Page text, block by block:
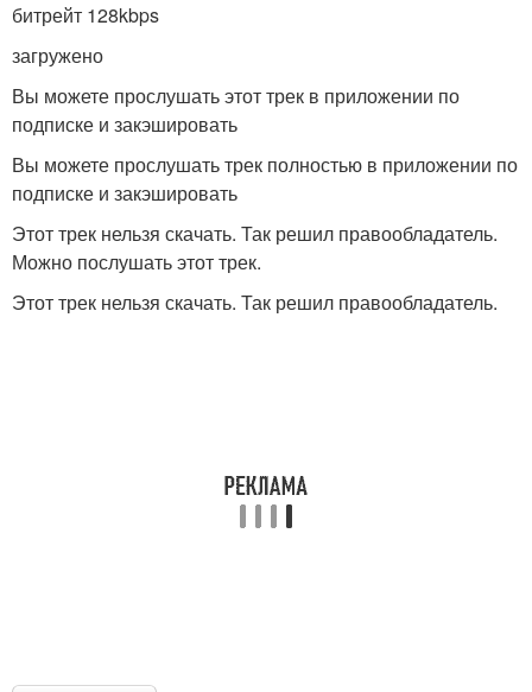
битрейт 128kbps
загружено
Вы можете прослушать этот трек в приложении по
подписке и закэшировать
Вы можете прослушать трек полностью в приложении по
подписке и закэшировать
Этот трек нельзя скачать. Так решил правообладатель.
Можно послушать этот трек.
Этот трек нельзя скачать. Так решил правообладатель.